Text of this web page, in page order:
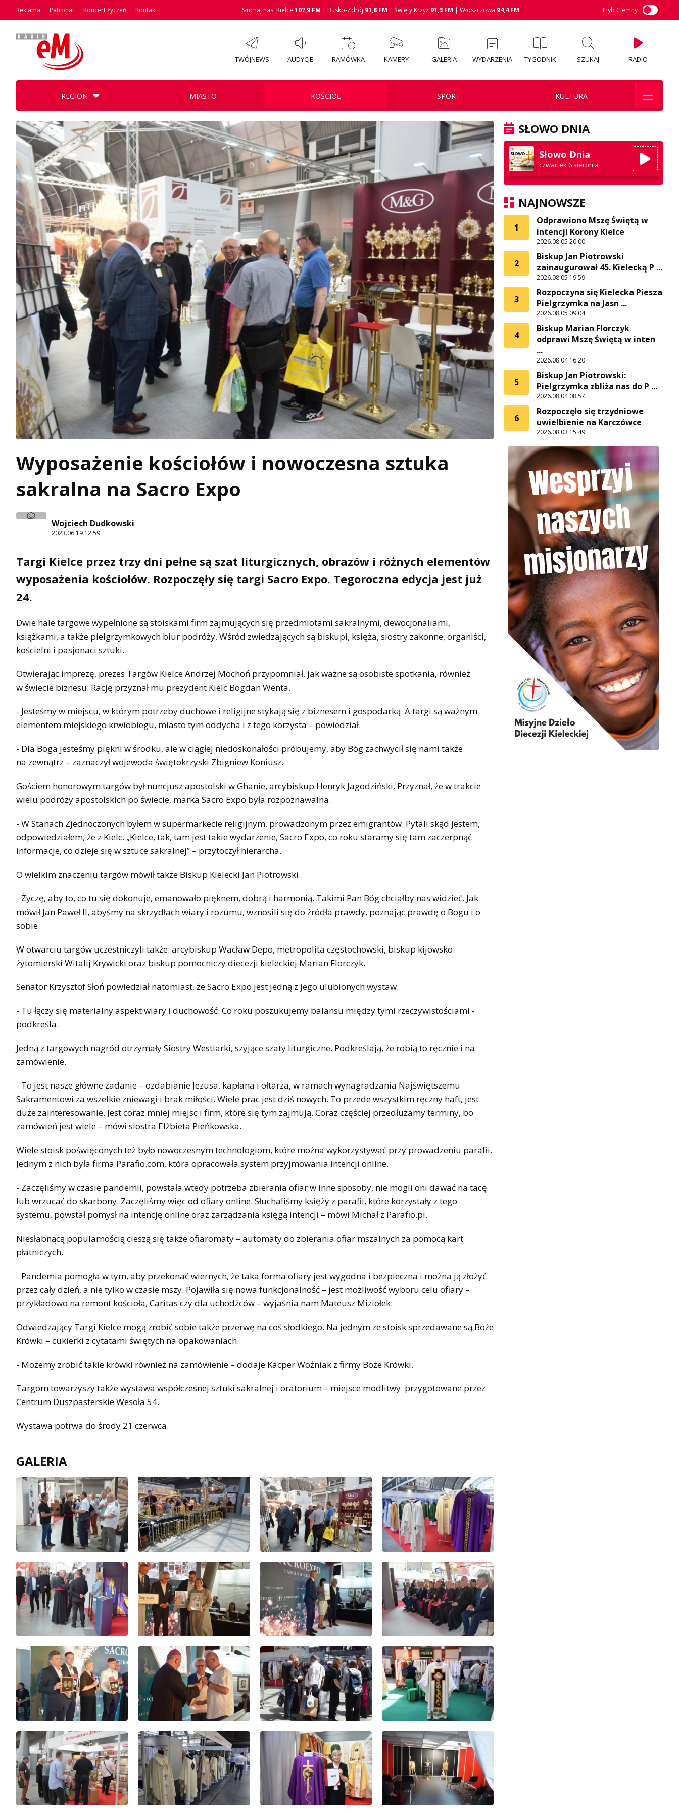
Reklama Patronat Koncert życzeń Kontakt Słuchaj nas: Kielce 107,9 FM | Busko-Zdrój 91,8 FM | Święty Krzyż 91,3 FM | Włoszczowa 94,4 FM Tryb Ciemny
TWÓJNEWS AUDYCJE RAMÓWKA KAMERY GALERIA WYDARZENIA TYGODNIK SZUKAJ RADIO
REGION MIASTO KOŚCIÓŁ SPORT KULTURA
Wyposażenie kościołów i nowoczesna sztuka
sakralna na Sacro Expo
Wojciech Dudkowski
2023.06.19 12:59
Targi Kielce przez trzy dni pełne są szat liturgicznych, obrazów i różnych elementów
wyposażenia kościołów. Rozpoczęły się targi Sacro Expo. Tegoroczna edycja jest już
24.
Dwie hale targowe wypełnione są stoiskami firm zajmujących się przedmiotami sakralnymi, dewocjonaliami,
książkami, a także pielgrzymkowych biur podróży. Wśród zwiedzających są biskupi, księża, siostry zakonne, organiści,
kościelni i pasjonaci sztuki.
Otwierając imprezę, prezes Targów Kielce Andrzej Mochoń przypomniał, jak ważne są osobiste spotkania, również
w świecie biznesu. Rację przyznał mu prezydent Kielc Bogdan Wenta.
- Jesteśmy w miejscu, w którym potrzeby duchowe i religijne stykają się z biznesem i gospodarką. A targi są ważnym
elementem miejskiego krwiobiegu, miasto tym oddycha i z tego korzysta – powiedział.
- Dla Boga jesteśmy piękni w środku, ale w ciągłej niedoskonałości próbujemy, aby Bóg zachwycił się nami także
na zewnątrz – zaznaczył wojewoda świętokrzyski Zbigniew Koniusz.
Gościem honorowym targów był nuncjusz apostolski w Ghanie, arcybiskup Henryk Jagodziński. Przyznał, że w trakcie
wielu podróży apostolskich po świecie, marka Sacro Expo była rozpoznawalna.
- W Stanach Zjednoczonych byłem w supermarkecie religijnym, prowadzonym przez emigrantów. Pytali skąd jestem,
odpowiedziałem, że z Kielc. „Kielce, tak, tam jest takie wydarzenie, Sacro Expo, co roku staramy się tam zaczerpnąć
informacje, co dzieje się w sztuce sakralnej” – przytoczył hierarcha.
O wielkim znaczeniu targów mówił także Biskup Kielecki Jan Piotrowski.
- Życzę, aby to, co tu się dokonuje, emanowało pięknem, dobrą i harmonią. Takimi Pan Bóg chciałby nas widzieć. Jak
mówił Jan Paweł II, abyśmy na skrzydłach wiary i rozumu, wznosili się do źródła prawdy, poznając prawdę o Bogu i o
sobie.
W otwarciu targów uczestniczyli także: arcybiskup Wacław Depo, metropolita częstochowski, biskup kijowsko-
żytomierski Witalij Krywicki oraz biskup pomocniczy diecezji kieleckiej Marian Florczyk.
Senator Krzysztof Słoń powiedział natomiast, że Sacro Expo jest jedną z jego ulubionych wystaw.
- Tu łączy się materialny aspekt wiary i duchowość. Co roku poszukujemy balansu między tymi rzeczywistościami -
podkreśla.
Jedną z targowych nagród otrzymały Siostry Westiarki, szyjące szaty liturgiczne. Podkreślają, że robią to ręcznie i na
zamówienie.
- To jest nasze główne zadanie – ozdabianie Jezusa, kapłana i ołtarza, w ramach wynagradzania Najświętszemu
Sakramentowi za wszelkie zniewagi i brak miłości. Wiele prac jest dziś nowych. To przede wszystkim ręczny haft, jest
duże zainteresowanie. Jest coraz mniej miejsc i firm, które się tym zajmują. Coraz częściej przedłużamy terminy, bo
zamówień jest wiele – mówi siostra Elżbieta Pieńkowska.
Wiele stoisk poświęconych też było nowoczesnym technologiom, które można wykorzystywać przy prowadzeniu parafii.
Jednym z nich była firma Parafio.com, która opracowała system przyjmowania intencji online.
- Zaczęliśmy w czasie pandemii, powstała wtedy potrzeba zbierania ofiar w inne sposoby, nie mogli oni dawać na tacę
lub wrzucać do skarbony. Zaczęliśmy więc od ofiary online. Słuchaliśmy księży z parafii, które korzystały z tego
systemu, powstał pomysł na intencję online oraz zarządzania księgą intencji – mówi Michał z Parafio.pl.
Niesłabnącą popularnością cieszą się także ofiaromaty – automaty do zbierania ofiar mszalnych za pomocą kart
płatniczych.
- Pandemia pomogła w tym, aby przekonać wiernych, że taka forma ofiary jest wygodna i bezpieczna i można ją złożyć
przez cały dzień, a nie tylko w czasie mszy. Pojawiła się nowa funkcjonalność – jest możliwość wyboru celu ofiary –
przykładowo na remont kościoła, Caritas czy dla uchodźców – wyjaśnia nam Mateusz Miziołek.
Odwiedzający Targi Kielce mogą zrobić sobie także przerwę na coś słodkiego. Na jednym ze stoisk sprzedawane są Boże
Krówki – cukierki z cytatami świętych na opakowaniach.
- Możemy zrobić takie krówki również na zamówienie – dodaje Kacper Woźniak z firmy Boże Krówki.
Targom towarzyszy także wystawa współczesnej sztuki sakralnej i oratorium – miejsce modlitwy przygotowane przez
Centrum Duszpasterskie Wesoła 54.
Wystawa potrwa do środy 21 czerwca.
GALERIA
SŁOWO DNIA
Słowo Dnia
czwartek 6 sierpnia
NAJNOWSZE
1
Odprawiono Mszę Świętą w
intencji Korony Kielce
2026.08.05 20:00
2
Biskup Jan Piotrowski
zainaugurował 45. Kielecką P ...
2026.08.05 19:59
3
Rozpoczyna się Kielecka Piesza
Pielgrzymka na Jasn ...
2026.08.05 09:04
4
Biskup Marian Florczyk
odprawi Mszę Świętą w inten
...
2026.08.04 16:20
5
Biskup Jan Piotrowski:
Pielgrzymka zbliża nas do P ...
2026.08.04 08:57
6
Rozpoczęło się trzydniowe
uwielbienie na Karczówce
2026.08.03 15:49